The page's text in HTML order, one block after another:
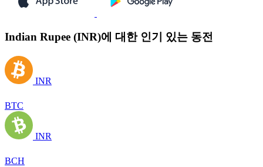
Indian Rupee (INR)에 대한 인기 있는 동전
INR
BTC
INR
BCH